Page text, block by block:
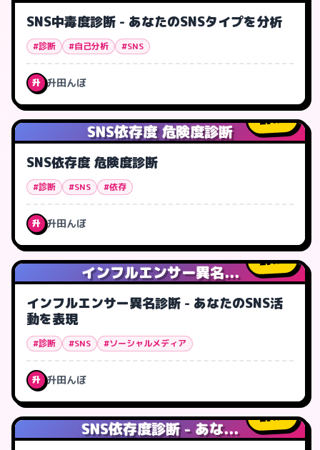
SNS中毒度診断 - あなたのSNSタイプを分析
#診断 #自己分析 #SNS
升 升田んぼ
SNS依存度 危険度診断
1人
SNS依存度 危険度診断
#診断 #SNS #依存
升 升田んぼ
インフルエンサー異名...
1人
インフルエンサー異名診断 - あなたのSNS活
動を表現
#診断 #SNS #ソーシャルメディア
升 升田んぼ
SNS依存度診断 - あな...
1人